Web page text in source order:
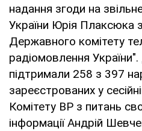
надання згоди на
України Юрія Плаксюка
Державного комітету
радіомовлення
підтримали 258 з 397
зареєстрованих у
Комітету ВР з питань
інформації Андрій